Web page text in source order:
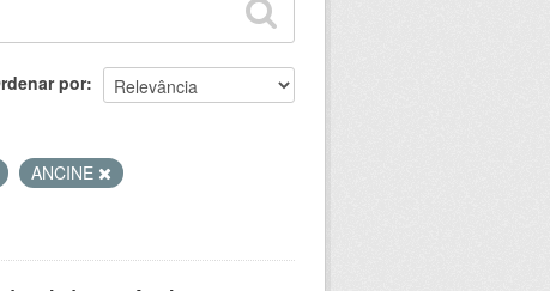
por
ANCINE